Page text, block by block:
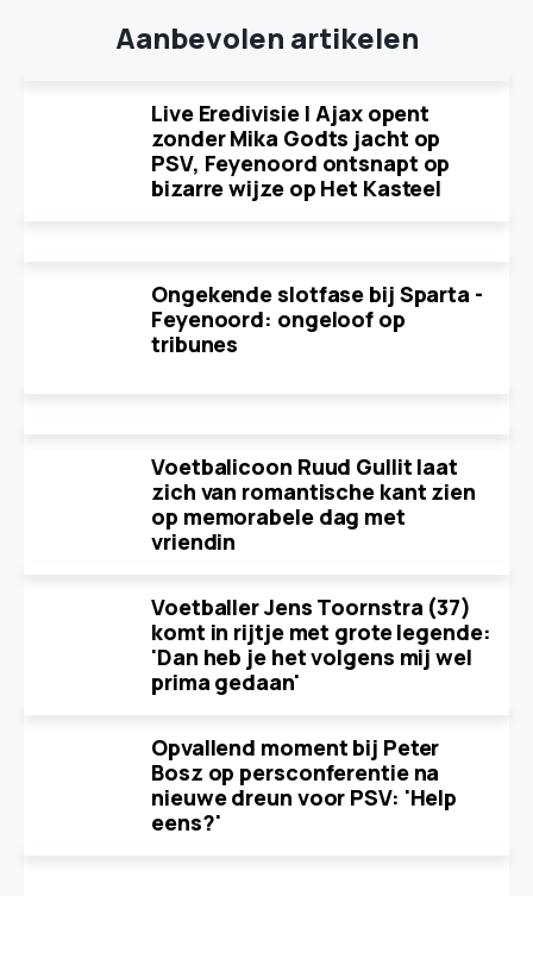
Aanbevolen artikelen
Live Eredivisie | Ajax opent
zonder Mika Godts jacht op
PSV, Feyenoord ontsnapt op
bizarre wijze op Het Kasteel
Ongekende slotfase bij Sparta -
Feyenoord: ongeloof op
tribunes
Voetbalicoon Ruud Gullit laat
zich van romantische kant zien
op memorabele dag met
vriendin
Voetballer Jens Toornstra (37)
komt in rijtje met grote legende:
'Dan heb je het volgens mij wel
prima gedaan'
Opvallend moment bij Peter
Bosz op persconferentie na
nieuwe dreun voor PSV: 'Help
eens?'